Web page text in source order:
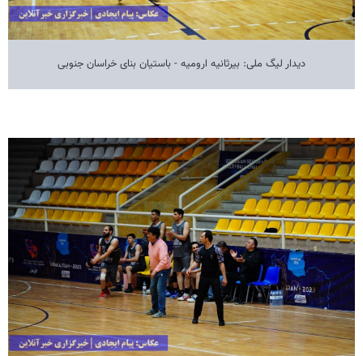
دیدار لیگ ملی: بیرثانیه ارومیه - باستیان بنای خراسان جنوبی